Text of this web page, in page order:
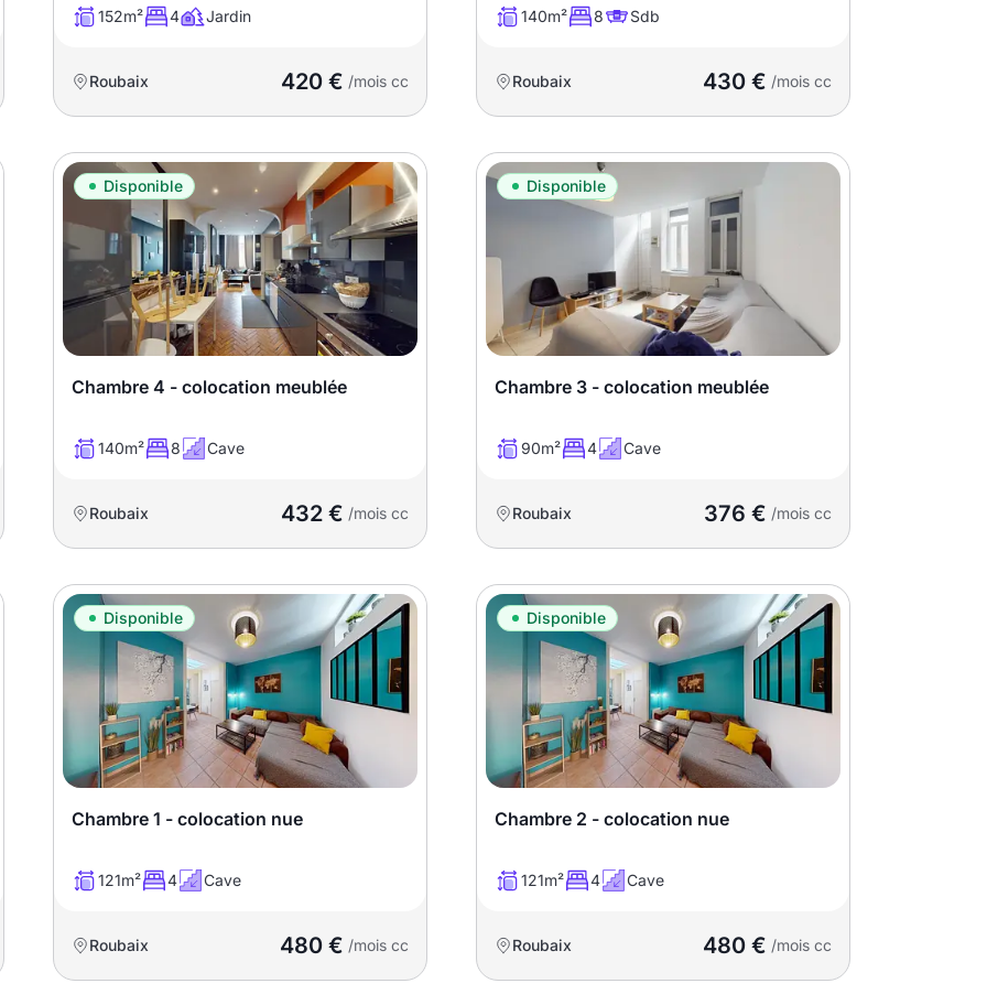
152m² 4 Jardin
Roubaix 420 € /mois cc
140m² 8 Sdb
Roubaix 430 € /mois cc
Disponible
Chambre 4 - colocation meublée
140m² 8 Cave
Roubaix 432 € /mois cc
Disponible
Chambre 3 - colocation meublée
90m² 4 Cave
Roubaix 376 € /mois cc
Disponible
Chambre 1 - colocation nue
121m² 4 Cave
Roubaix 480 € /mois cc
Disponible
Chambre 2 - colocation nue
121m² 4 Cave
Roubaix 480 € /mois cc